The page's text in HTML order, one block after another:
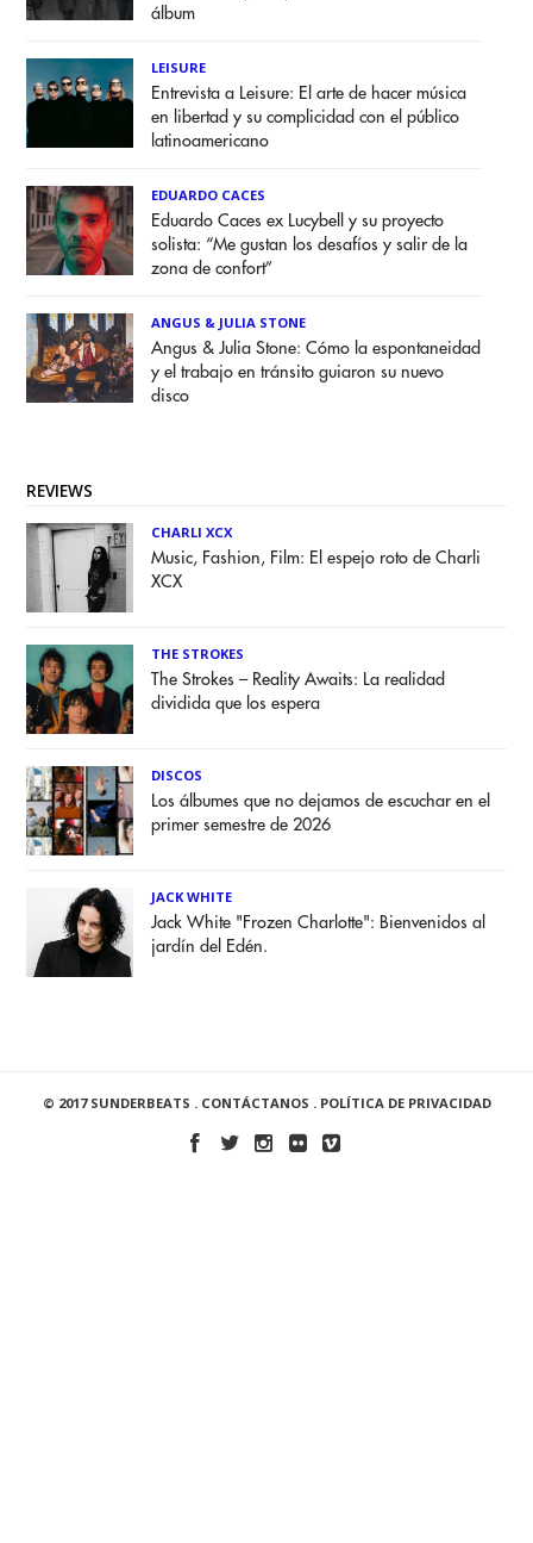
álbum
LEISURE
Entrevista a Leisure: El arte de hacer música
en libertad y su complicidad con el público
latinoamericano
EDUARDO CACES
Eduardo Caces ex Lucybell y su proyecto
solista: “Me gustan los desafíos y salir de la
zona de confort”
ANGUS & JULIA STONE
Angus & Julia Stone: Cómo la espontaneidad
y el trabajo en tránsito guiaron su nuevo
disco
REVIEWS
CHARLI XCX
Music, Fashion, Film: El espejo roto de Charli
XCX
THE STROKES
The Strokes – Reality Awaits: La realidad
dividida que los espera
DISCOS
Los álbumes que no dejamos de escuchar en el
primer semestre de 2026
JACK WHITE
Jack White "Frozen Charlotte": Bienvenidos al
jardín del Edén.
© 2017 SUNDERBEATS . CONTÁCTANOS . POLÍTICA DE PRIVACIDAD